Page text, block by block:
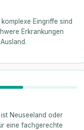
Eingriffe sind
Erkrankungen
Neuseeland oder
eine fachgerechte